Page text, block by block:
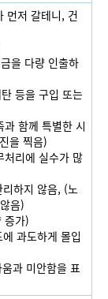
먼저 갈테니, 건
을 다량 인출하
등을 구입 또는
함께 특별한 시
을 찍음)
처리에 실수가 많
하지 않음, (노
음)
증가)
과도하게 몰입
과 미안함을 표